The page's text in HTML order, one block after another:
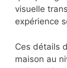
visuelle
expérience
Ces détails
maison au